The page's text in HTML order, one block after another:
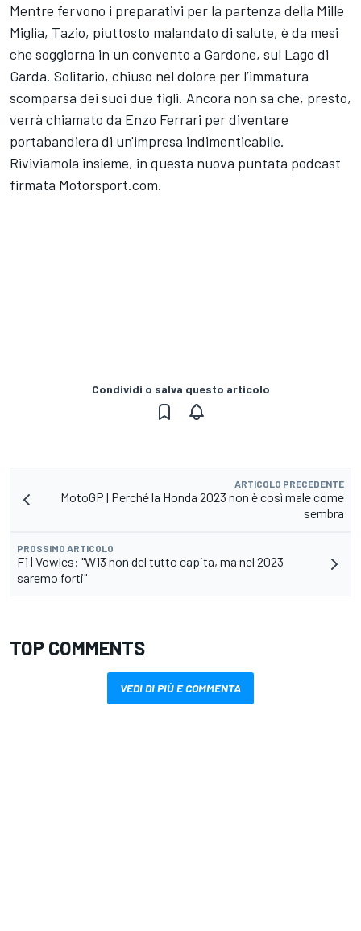
Mentre fervono i preparativi per la partenza della Mille
Miglia, Tazio, piuttosto malandato di salute, è da mesi
che soggiorna in un convento a Gardone, sul L ago di
Garda. Solitario, chiuso nel dolore per l’immatura
scomparsa dei suoi due figli. Ancora non sa che, presto,
verrà chiamato da Enzo Ferrari per diventare
portabandiera di un'impresa indimenticabile.
Riviviamola insieme, in questa nuova puntata podcast
firmata Motorsport.com.
Condividi o salva questo articolo
ARTICOLO PRECEDENTE
MotoGP | Perché la Honda 2023 non è così male come
sembra
PROSSIMO ARTICOLO
F1 | Vowles: "W13 non del tutto capita, ma nel 2023
saremo forti"
TOP COMMENTS
VEDI DI PIÙ E COMMENTA